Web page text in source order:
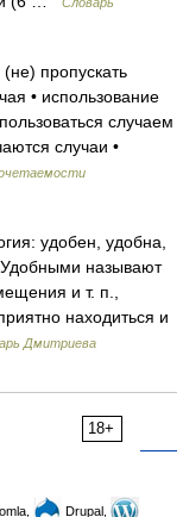
пропускать
• использование
случаем
случаи •
удобен, удобна,
называют
и т. п.,
находиться и
Дмитриева
18+
Drupal,